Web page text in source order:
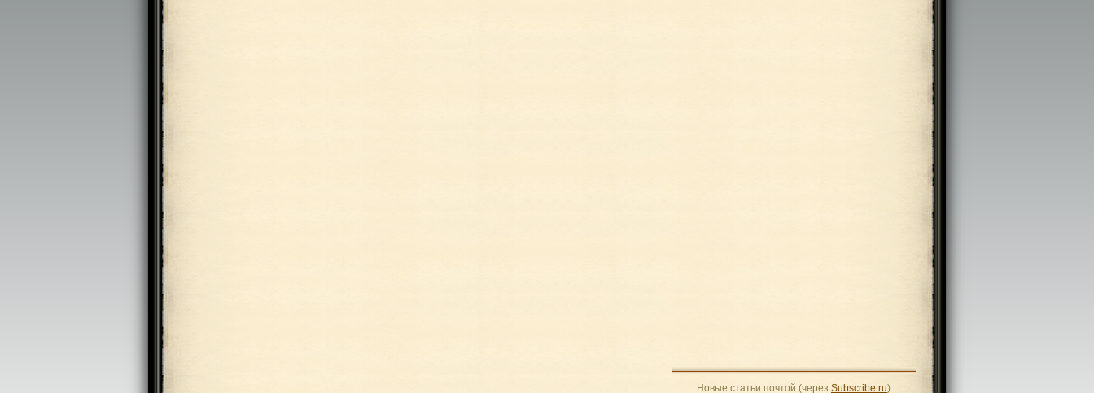
Новые статьи почтой (через Subscribe.ru)